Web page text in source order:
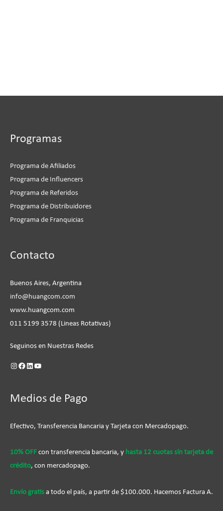
Programas
Programa de Afiliados
Programa de Influencers
Programa de Referidos
Programa de Distribuidores
Programa de Franquicias
Contacto
Buenos Aires, Argentina
info@huangcom.com
www.huangcom.com
011 5199 3578 (Lineas Rotativas)
Seguinos en Nuestras Redes
Medios de Pago
Efectivo, Transferencia Bancaria y Tarjeta con Mercadopago.
10% OFF con transferencia bancaria, y hasta 12 cuotas sín tarjeta de
crédito, con mercadopago.
Envío gratis a todo el país, a partir de $100.000. Hacemos Factura A.